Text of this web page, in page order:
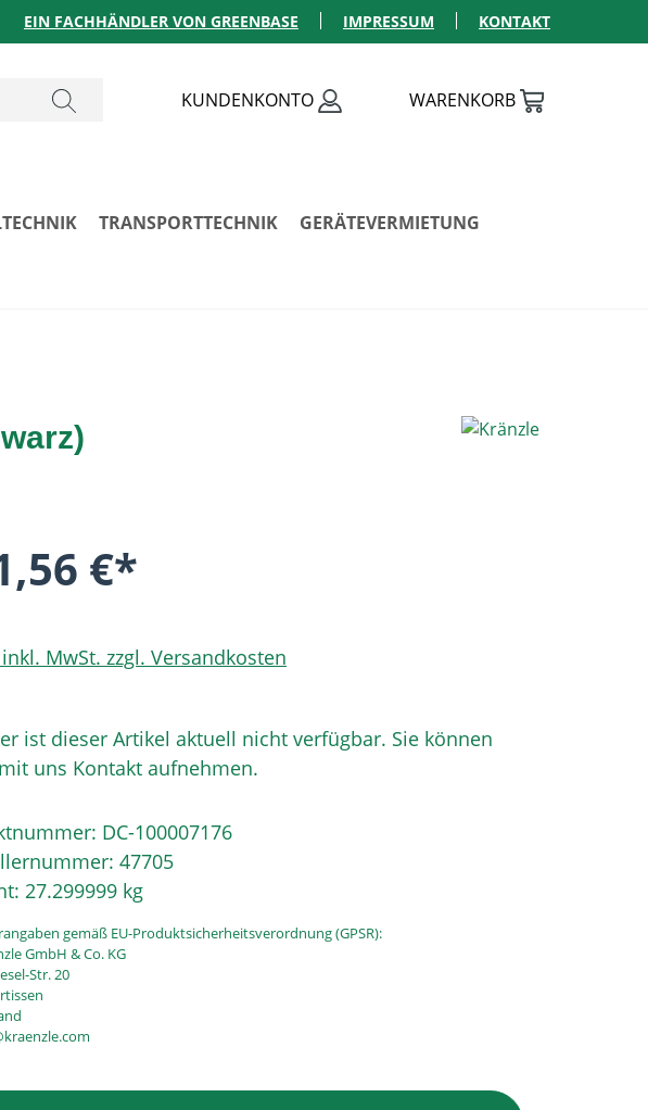
EIN FACHHÄNDLER VON GREENBASE IMPRESSUM KONTAKT
KUNDENKONTO WARENKORB
TRANSPORTTECHNIK GERÄTEVERMIETUNG
€*
MwSt. zzgl. Versandkosten
ist dieser Artikel aktuell nicht verfügbar. Sie können
uns Kontakt aufnehmen.
DC-100007176
47705
27.299999 kg
gemäß EU-Produktsicherheitsverordnung (GPSR):
GmbH & Co. KG
Str. 20